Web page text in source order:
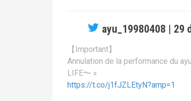
ayu_19980408 | 29
【Important】
Annulation de la performance du
LIFE〜 »
https://t.co/j1fJZLEtyN?amp=1